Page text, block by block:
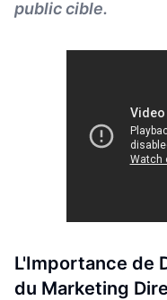
public cible.
L'Importance de
du Marketing